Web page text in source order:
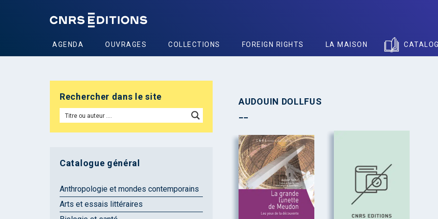
AGENDA OUVRAGES COLLECTIONS FOREIGN RIGHTS LA MAISON
AUDOUIN DOLLFUS
Rechercher dans le site
Catalogue général
Anthropologie et mondes contemporains
Arts et essais littéraires